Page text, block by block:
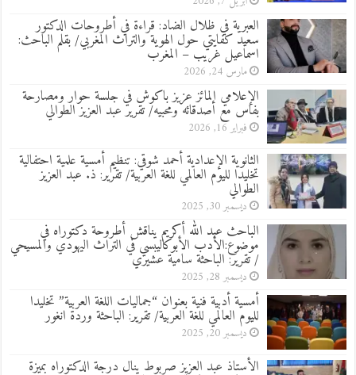
العبرية في ظلال الضاد: قراءة في أطروحات الدكتور
سعيد كفايتي حول الهوية والتراث المغربي/ بقلم الباحث:
اسماعيل غريب – المغرب
مارس 24, 2026
الإعلامي المائز عزيز باكوش في جلسة حوار ومصارحة
بفاس مع أصدقائه ومحبيه/ تقرير عبد العزيز الطوالي
فبراير 16, 2026
الثانوية الإعدادية أحمد شوقي: تنظيم أمسية علمية احتفالية
تخليدا لليوم العالمي للغة العربية/ تقرير: ذ. عبد العزيز
الطوالي
ديسمبر 30, 2025
الباحث عبد الله أكريم يناقش أطروحة دكتوراه في
موضوع:الأدب الأبوكاليبسي في التراث اليهودي والمسيحي
/ تقرير: الباحثة سامية عشيري
ديسمبر 28, 2025
أمسية أدبية فنية بعنوان “جماليات اللغة العربية” تخليدا
لليوم العالمي للغة العربية/ تقرير: الباحثة وردة انغور
ديسمبر 20, 2025
الأستاذ عبد العزيز صربوط ينال درجة الدكتوراه بميزة